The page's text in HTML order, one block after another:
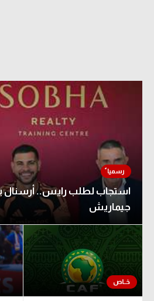
استجاب لطلب رايس.. أرسنال
جيماريش